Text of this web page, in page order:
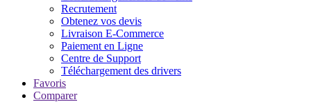
Recrutement
Obtenez vos devis
Livraison E-Commerce
Paiement en Ligne
Centre de Support
Téléchargement des drivers
Favoris
Comparer